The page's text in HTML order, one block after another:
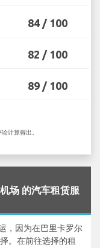
84 / 100
82 / 100
89 / 100
计算得出。
场 的汽车租赁服
，因为在巴里卡罗尔
。在前往选择的租